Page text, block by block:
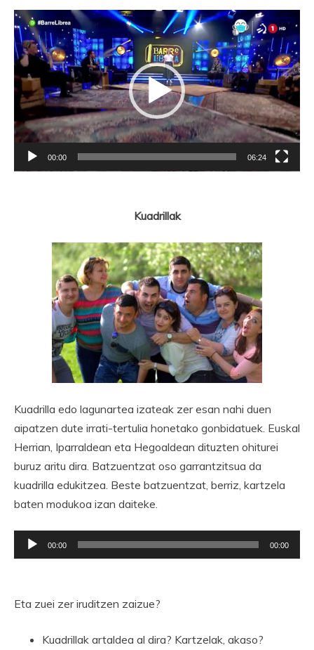
Bideo
erreproduzigailua
00:00 06:24
Kuadrillak
Kuadrilla edo lagunartea izateak zer esan nahi duen
aipatzen dute irrati-tertulia honetako gonbidatuek. Euskal
Herrian, Iparraldean eta Hegoaldean dituzten ohiturei
buruz aritu dira. Batzuentzat oso garrantzitsua da
kuadrilla edukitzea. Beste batzuentzat, berriz, kartzela
baten modukoa izan daiteke.
Soinu
erreproduzigailua
00:00 00:00
Eta zuei zer iruditzen zaizue?
Kuadrillak artaldea al dira? Kartzelak, akaso?